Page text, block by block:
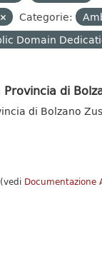
Categorie:
Domain
di
di Bolzano
(vedi Documentazione